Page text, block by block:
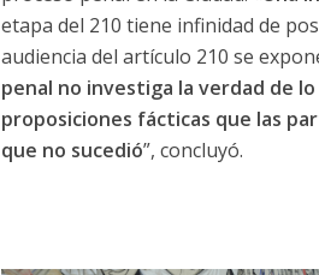
etapa del 210 tiene infinidad de
audiencia del artículo 210 se
penal no investiga la verdad de
proposiciones fácticas que las
que no sucedió”, concluyó.